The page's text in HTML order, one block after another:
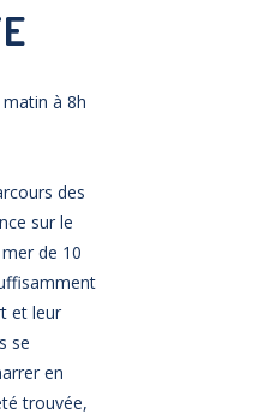
à 8h
des
sur le
de 10
et leur
se
en
trouvée,